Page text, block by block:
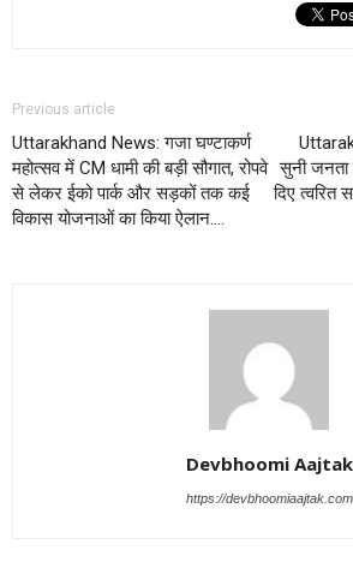
Previous article
Uttarakhand News: गजा घण्टाकर्ण
महोत्सव में CM धामी की बड़ी सौगात, रोपवे
से लेकर ईको पार्क और सड़कों तक कई
विकास योजनाओं का किया ऐलान….
सुनी जनता
दिए त्वरित
Devbhoomi Aajtak
https://devbhoomiaajtak.com